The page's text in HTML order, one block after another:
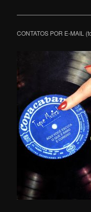
CONTATOS POR E-MAIL